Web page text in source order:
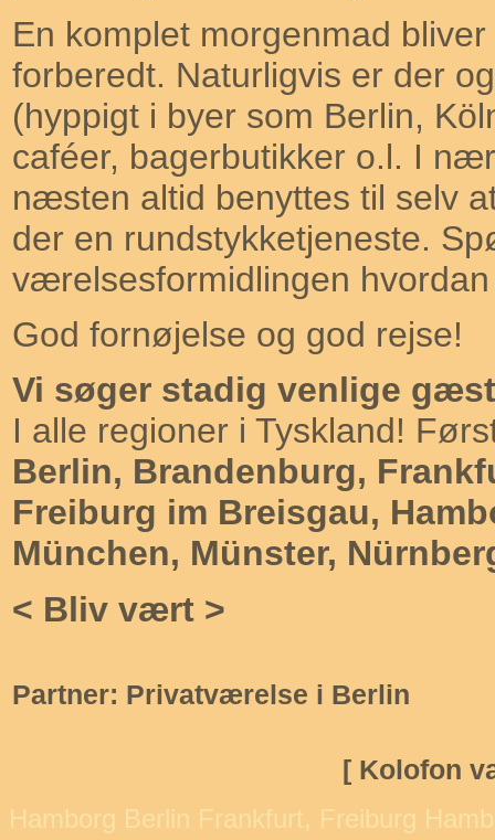
En komplet morgenmad
forberedt. Naturligvis er der
(hyppigt i byer som Berlin,
caféer, bagerbutikker o.l. I
næsten altid benyttes til selv
der en rundstykketjeneste.
værelsesformidlingen
God fornøjelse og god rejse!
Vi søger stadig venlige
I alle regioner i Tyskland!
Berlin, Brandenburg,
Freiburg im Breisgau,
München, Münster,
< Bliv vært >
Partner: Privatværelse i Berlin
[ Kolofon
Hamborg Berlin Frankfurt, Freiburg